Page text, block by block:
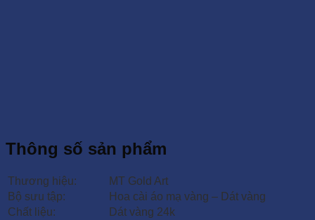
Thông số sản phẩm
Thương hiệu:
MT Gold Art
Bộ sưu tập:
Hoa cài áo mạ vàng – Dát vàng
Chất liệu:
Dát vàng 24k